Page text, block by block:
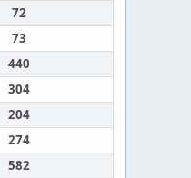
72
73
440
304
204
274
582